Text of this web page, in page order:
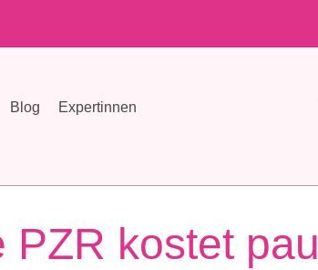
Blog
Expertinnen
PZR kostet